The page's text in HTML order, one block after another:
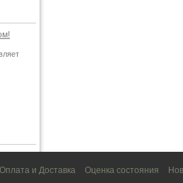
Оплата и Доставка Оценка состояния